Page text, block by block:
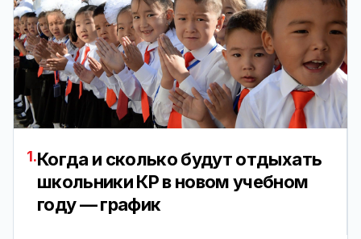
1.Когда и сколько будут отдыхать
школьники КР в новом учебном
году — график